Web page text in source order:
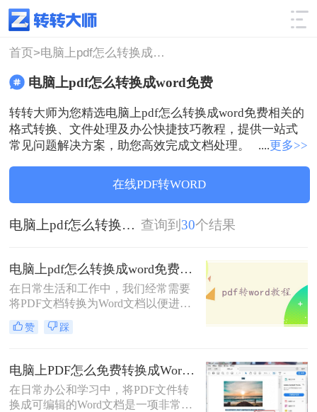
使用技巧 筛选
首页> 电脑上pdf怎么转换成word免费
电脑上pdf怎么转换成word免费
转转大师为您精选电脑上pdf怎么转换成word免费相关的
格式转换、文件处理及办公快捷技巧教程，提供一站式
常见问题解决方案，助您高效完成文档处理。
....更多>>
在线PDF转WORD
电脑上pdf怎么转换成word免费 查询到 30个结果
电脑上pdf怎么转换成word免费？分享3种方法简单易学！
在日常生活和工作中，我们经常需要
将PDF文档转换为Word文档以便进行
编辑、修改或格式调整。尽管市面上
有许多专业的转换软件，但也有一些
求。那么电脑上pdf怎么转换成word免
费呢？以下是三种免费将PDF转换成
Word的方法。
赞 踩
电脑上PDF怎么免费转换成Word？四种方法对比与实操指南（附详细表格）!
在日常办公和学习中，将PDF文件转
换成可编辑的Word文档是一项非常高